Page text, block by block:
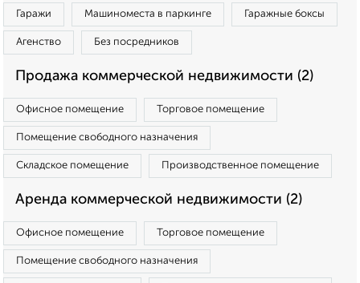
Гаражи Машиноместа в паркинге Гаражные боксы
Агенство Без посредников
Продажа коммерческой недвижимости (2)
Офисное помещение Торговое помещение
Помещение свободного назначения
Складское помещение Производственное помещение
Аренда коммерческой недвижимости (2)
Офисное помещение Торговое помещение
Помещение свободного назначения